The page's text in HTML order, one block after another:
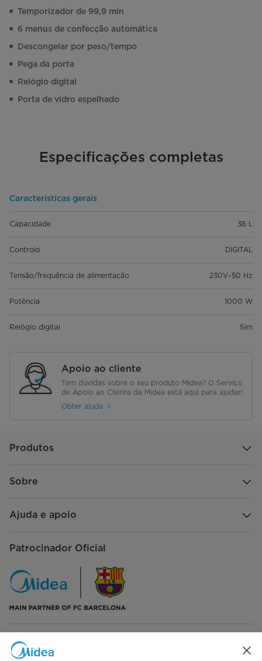
Temporizador de 99,9 min
6 menus de confecção automática
Descongelar por peso/tempo
Pega da porta
Relógio digital
Porta de vidro espelhado
Especificações completas
Características gerais
Capacidade 36 L
Controlo DIGITAL
Tensão/frequência de alimentação 230V~50 Hz
Potência 1000 W
Relógio digital Sim
Apoio ao cliente
Tem dúvidas sobre o seu produto Midea? O Serviço
de Apoio ao Cliente da Midea está aqui para ajudar!
Obter ajuda
Produtos
Sobre
Ajuda e apoio
Patrocinador Oficial
Siga-nos